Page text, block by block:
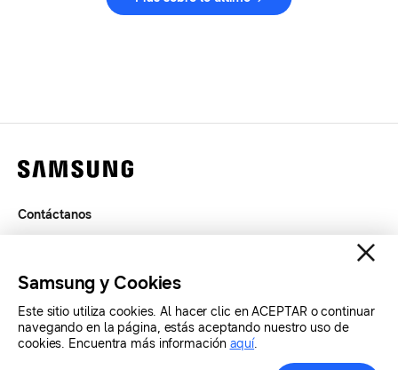
Contáctanos
SAMSUNG.COM
Copyright© SAMSUNG Todos los derechos reservados.
Samsung y Cookies
Este sitio utiliza cookies. Al hacer clic en ACEPTAR o continuar
navegando en la página, estás aceptando nuestro uso de
cookies. Encuentra más información aquí.